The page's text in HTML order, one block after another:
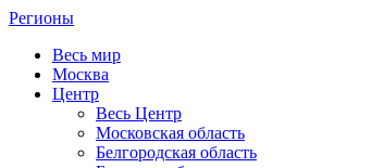
Регионы
Весь мир
Москва
Центр
Весь Центр
Московская область
Белгородская область